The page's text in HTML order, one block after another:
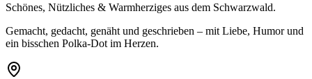
Schönes, Nützliches & Warmherziges aus dem Schwarzwald.
Gemacht, gedacht, genäht und geschrieben – mit Liebe, Humor und
ein bisschen Polka-Dot im Herzen.